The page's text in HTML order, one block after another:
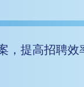
，提高招聘效